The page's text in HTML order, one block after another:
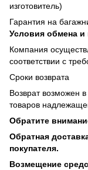
изготовитель)
Гарантия на
Условия обмена и
Компания
соответствии с
Сроки возврата
Возврат возможен
товаров
Обратите
Обратная
покупателя.
Возмещение